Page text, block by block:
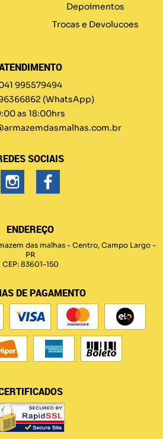
Depoimentos
Trocas e Devolucoes
995579494
(WhatsApp)
as 18:00hrs
SOCIAIS
ENDEREÇO
das malhas - Centro, Campo Largo -
PR
CEP: 83601-150
DE PAGAMENTO